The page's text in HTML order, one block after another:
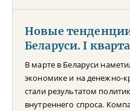
Новые
Беларуси. I
В марте в Беларуси
экономике и на денежно-
стали результатом
внутреннего спроса.